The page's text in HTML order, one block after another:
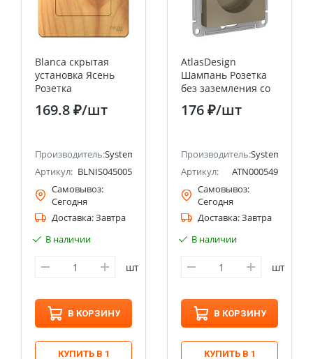
(ранее Schneider Electric)
Blanca скрытая
установка Ясень
Розетка
компьютерная RJ45
Systeme Electric
169.8 ₽/шт
Производитель:Systeme Electric (ранее Schneider Electric)
Артикул: BLNIS045005
Самовывоз:
Сегодня
Доставка:Завтра
В наличии
шт
В КОРЗИНУ
КУПИТЬ В 1
AtlasDesign
Шампань Розетка
без заземления со
шторками 16А
Systeme Electric
176 ₽/шт
Производитель:Systeme
Артикул:
ATN000549
Самовывоз:
Сегодня
Доставка:Завтра
В наличии
шт
В КОРЗИНУ
КУПИТЬ В 1